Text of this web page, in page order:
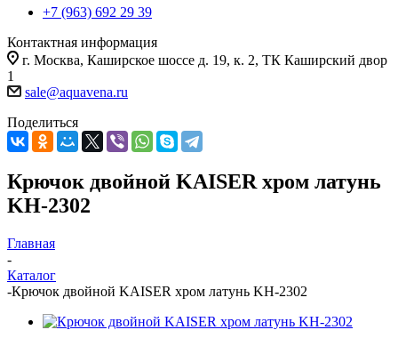
+7 (963) 692 29 39
Контактная информация
г. Москва, Каширское шоссе д. 19, к. 2, ТК Каширский двор
1
sale@aquavena.ru
Поделиться
Крючок двойной KAISER хром латунь
KH-2302
Главная
-
Каталог
-Крючок двойной KAISER хром латунь KH-2302